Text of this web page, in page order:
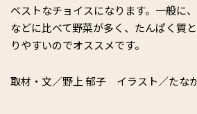
ベストなチョイスになります。一般に
などに比べて野菜が多く、たんぱく質
りやすいのでオススメです。
取材・文／野上 郁子 イラスト／たな